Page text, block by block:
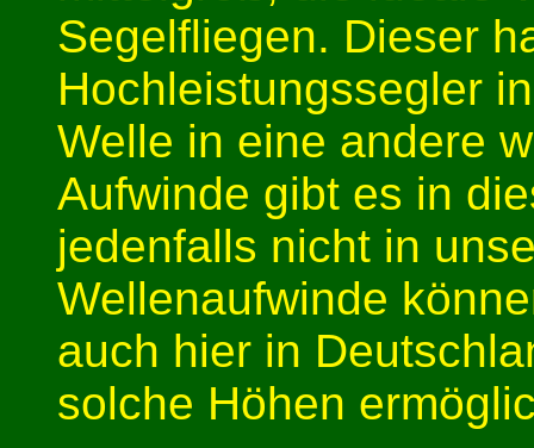
Segelfliegen. Dieser
Hochleistungssegler
Welle in eine andere
Aufwinde gibt es in
jedenfalls nicht in
Wellenaufwinde
auch hier in
solche Höhen